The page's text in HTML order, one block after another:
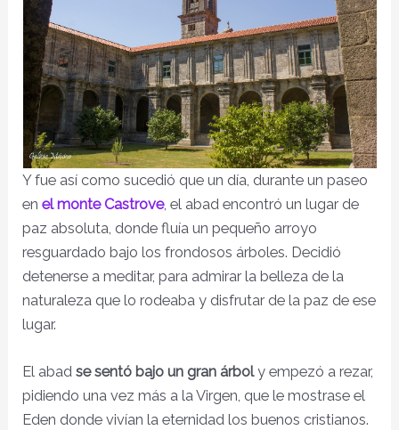
Y fue así como sucedió que un día, durante un paseo
en el monte Castrove, el abad encontró un lugar de
paz absoluta, donde fluía un pequeño arroyo
resguardado bajo los frondosos árboles. Decidió
detenerse a meditar, para admirar la belleza de la
naturaleza que lo rodeaba y disfrutar de la paz de ese
lugar.
El abadse sentó bajo un gran árboly empezó a rezar,
pidiendo una vez más a la Virgen, que le mostrase el
Eden donde vivían la eternidad los buenos cristianos.